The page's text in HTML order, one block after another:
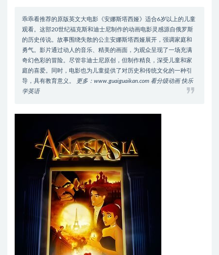
乖乖看推荐的原版英文大电影《安娜斯塔西娅》适合6岁以上的儿童
观看。这部20世纪福克斯和迪士尼制作的动画电影灵感源自俄罗斯
的历史传说。故事围绕失散的公主安娜斯塔西娅展开，强调家庭和
勇气。影片通过动人的音乐、精美的画面，为观众呈现了一场充满
奇幻色彩的冒险。尽管非迪士尼原创，但制作精良，深受儿童和家
庭的喜爱。同时，电影也为儿童提供了对历史和传统文化的一种引
导，具有教育意义。
更多：www.guaiguaikan.com 看分级动画 快乐
学英语